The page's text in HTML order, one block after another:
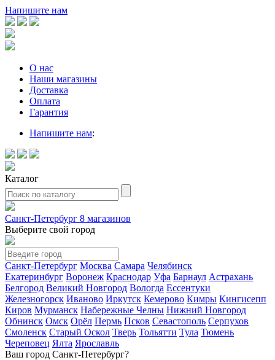
Напишите нам
О нас
Наши магазины
Доставка
Оплата
Гарантия
Напишите нам:
Каталог
Санкт-Петербург 8 магазинов
Выберите свой город
Санкт-Петербург Москва Самара Челябинск
Екатеринбург Воронеж Краснодар Уфа Барнаул Астрахань
Белгород Великий Новгород Вологда Ессентуки
Железногорск Иваново Иркутск Кемерово Кимры Кингисепп
Киров Мурманск Набережные Челны Нижний Новгород
Обнинск Омск Орёл Пермь Псков Севастополь Серпухов
Смоленск Старый Оскол Тверь Тольятти Тула Тюмень
Череповец Ялта Ярославль
Ваш город Санкт-Петербург?